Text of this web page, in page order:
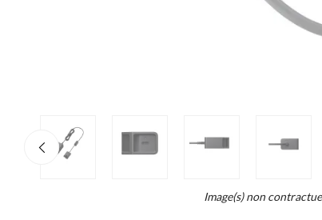
Image(s) non